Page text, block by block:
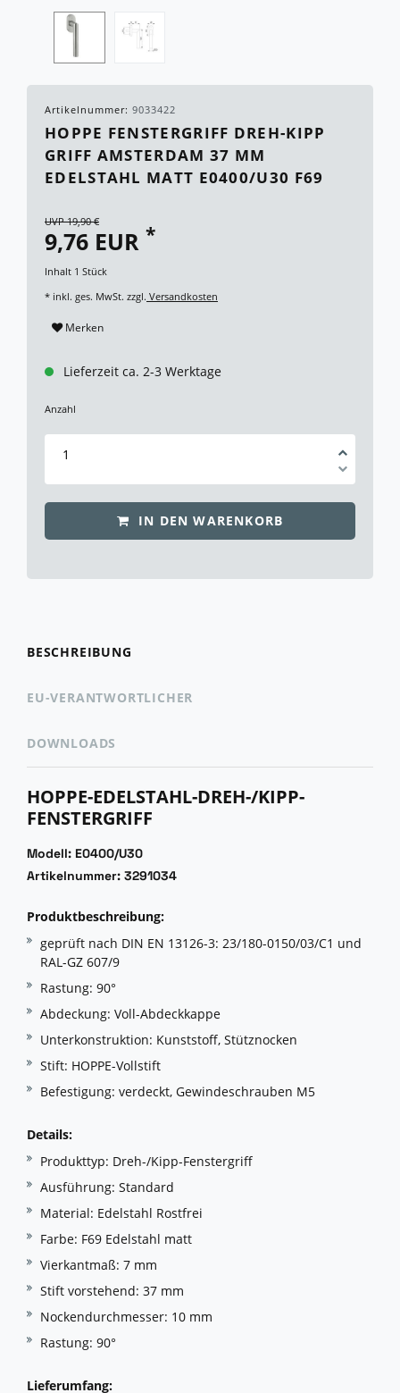
Artikelnummer: 9033422
HOPPE FENSTERGRIFF DREH-KIPP
GRIFF AMSTERDAM 37 MM
EDELSTAHL MATT E0400/U30 F69
UVP 19,90 €
9,76 EUR *
Inhalt 1 Stück
* inkl. ges. MwSt. zzgl. Versandkosten
Merken
Lieferzeit ca. 2-3 Werktage
Anzahl
IN DEN WARENKORB
BESCHREIBUNG
EU-VERANTWORTLICHER
DOWNLOADS
HOPPE-EDELSTAHL-DREH-/KIPP-
FENSTERGRIFF
Modell: E0400/U30
Artikelnummer: 3291034
Produktbeschreibung:
geprüft nach DIN EN 13126-3: 23/180-0150/03/C1 und
RAL-GZ 607/9
Rastung: 90°
Abdeckung: Voll-Abdeckkappe
Unterkonstruktion: Kunststoff, Stütznocken
Stift: HOPPE-Vollstift
Befestigung: verdeckt, Gewindeschrauben M5
Details:
Produkttyp: Dreh-/Kipp-Fenstergriff
Ausführung: Standard
Material: Edelstahl Rostfrei
Farbe: F69 Edelstahl matt
Vierkantmaß: 7 mm
Stift vorstehend: 37 mm
Nockendurchmesser: 10 mm
Rastung: 90°
Lieferumfang: